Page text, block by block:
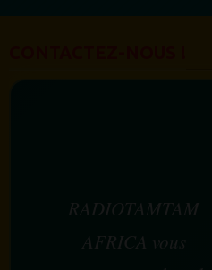
RADIOTAMTAM
AFRICA vous